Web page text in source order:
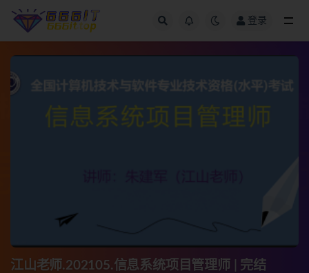
登录
江山老师.202105.信息系统项目管理师 | 完结